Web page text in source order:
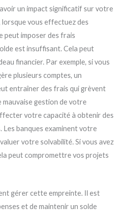
un impact significatif sur votre
vous effectuez des
peut imposer des frais
est insuffisant. Cela peut
financier. Par exemple, si vous
plusieurs comptes, un
entraîner des frais qui grèvent
mauvaise gestion de votre
votre capacité à obtenir des
Les banques examinent votre
votre solvabilité. Si vous avez
peut compromettre vos projets
gérer cette empreinte. Il est
et de maintenir un solde